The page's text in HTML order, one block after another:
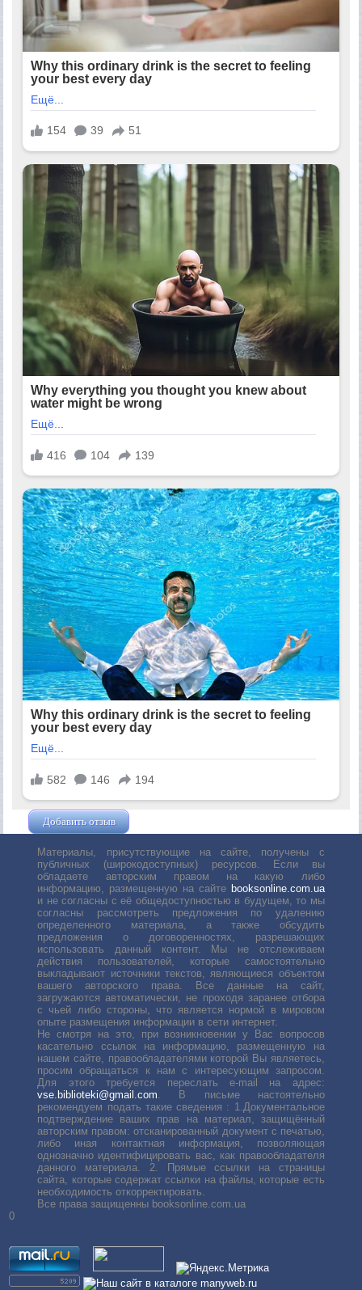
Добавить отзыв
Материалы, присутствующие на сайте, получены с
публичных (широкодоступных) ресурсов. Если вы
обладаете авторским правом на какую либо
информацию, размещенную на сайте booksonline.com.ua
и не согласны с её общедоступностью в будущем, то мы
согласны рассмотреть предложения по удалению
определенного материала, а также обсудить
предложения о договоренностях, разрешающих
использовать данный контент. Мы не отслеживаем
действия пользователей, которые самостоятельно
выкладывают источники текстов, являющиеся объектом
вашего авторского права. Все данные на сайт,
загружаются автоматически, не проходя заранее отбора
с чьей либо стороны, что является нормой в мировом
опыте размещения информации в сети интернет.
Не смотря на это, при возникновении у Вас вопросов
касательно ссылок на информацию, размещенную на
нашем сайте, правообладателями которой Вы являетесь,
просим обращаться к нам с интересующим запросом.
Для этого требуется переслать е-mail на адрес:
vse.biblioteki@gmail.com. В письме настоятельно
рекомендуем подать такие сведения : 1.Документальное
подтверждение ваших прав на материал, защищённый
авторским правом: отсканированный документ с печатью,
либо иная контактная информация, позволяющая
однозначно идентифицировать вас, как правообладателя
данного материала. 2. Прямые ссылки на страницы
сайта, которые содержат ссылки на файлы, которые есть
необходимость откорректировать.
Все права защищенны booksonline.com.ua
0